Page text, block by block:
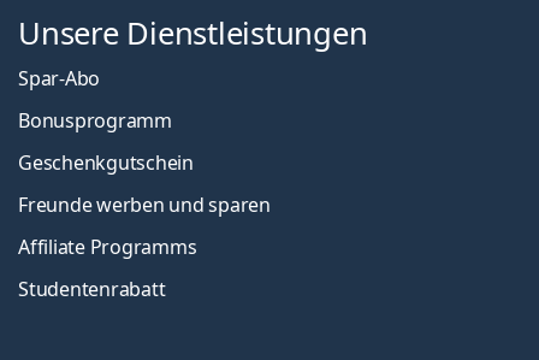
Unsere Dienstleistungen
Spar-Abo
Bonusprogramm
Geschenkgutschein
Freunde werben und sparen
Affiliate Programms
Studentenrabatt